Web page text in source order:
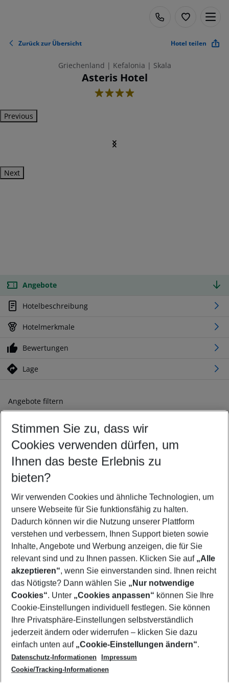
Zurück zur Übersicht Hotel teilen
Griechenland | Kefalonia | Skala
Asteris Hotel
4
Previous
Next
Angebote
Hotelbeschreibung
Hotelmerkmale
Bewertungen
Lage
Angebote filtern
Ändern Sie Ihre Kriterien nach Ihren Wünschen
Abflughafen wählen
Beliebiger Abflughafen
Reisezeitraum wählen
10.08.26– 08.08.27 5-8 Nächte
2 Erwachsene Keine Kinder
Mehr Filter anzeigen
Footer
Footer navigation
Über uns
AGB
Cookie-Einstellungen ändern
Cookie-Richtlinie
Datenschutz
Service & Hilfe
Barrierefreies Reisen
Check-in
Folgen Sie uns
Stimmen Sie zu, dass wir
Cookies verwenden dürfen, um
Ihnen das beste Erlebnis zu
bieten?
Wir verwenden Cookies und ähnliche Technologien, um
unsere Webseite für Sie funktionsfähig zu halten.
Dadurch können wir die Nutzung unserer Plattform
verstehen und verbessern, Ihnen Support bieten sowie
Inhalte, Angebote und Werbung anzeigen, die für Sie
relevant sind und zu Ihnen passen. Klicken Sie auf „Alle
akzeptieren“, wenn Sie einverstanden sind. Ihnen reicht
das Nötigste? Dann wählen Sie „Nur notwendige
Cookies“. Unter „Cookies anpassen“ können Sie Ihre
Cookie-Einstellungen individuell festlegen. Sie können
Ihre Privatsphäre-Einstellungen selbstverständlich
jederzeit ändern oder widerrufen – klicken Sie dazu
einfach unten auf „Cookie-Einstellungen ändern“.
Datenschutz-Informationen
Impressum
Cookie/Tracking-Informationen